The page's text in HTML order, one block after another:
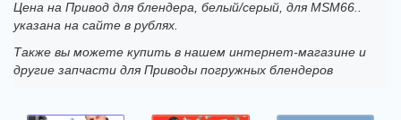
Цена на Привод для блендера, белый/серый, для MSM66..
указана на сайте в рублях.
Также вы можете купить в нашем интернет-магазине и
другие запчасти для Приводы погружных блендеров